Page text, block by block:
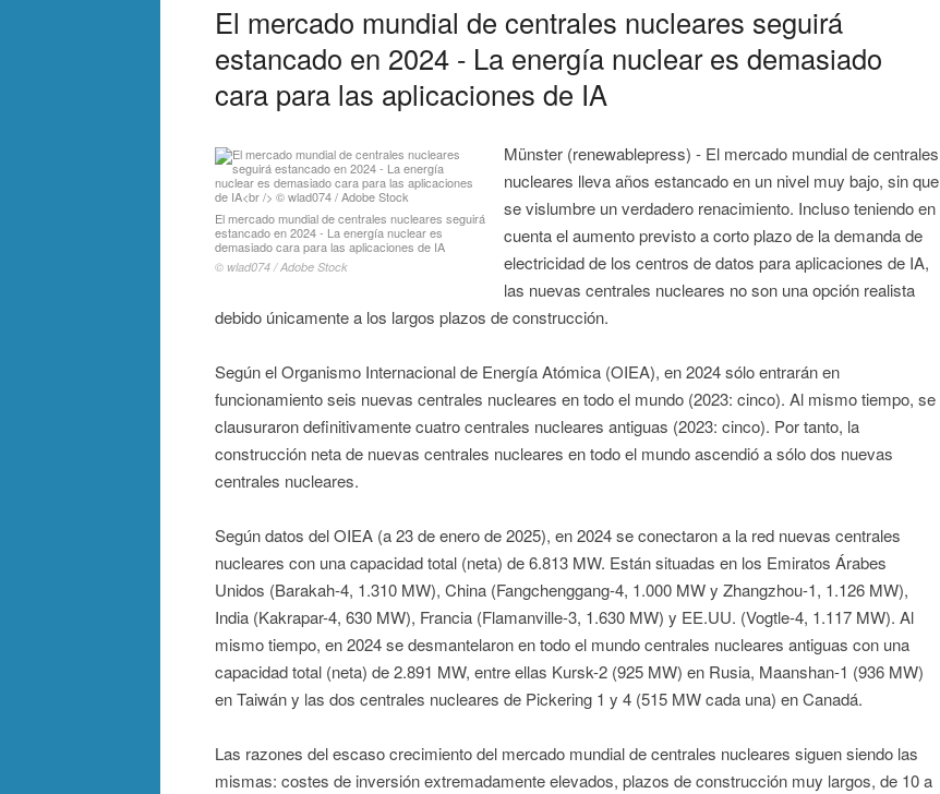
El mercado mundial de centrales nucleares seguirá
estancado en 2024 - La energía nuclear es demasiado
cara para las aplicaciones de IA
El mercado mundial de centrales nucleares seguirá
estancado en 2024 - La energía nuclear es
demasiado cara para las aplicaciones de IA
© wlad074 / Adobe Stock
Münster (renewablepress) - El mercado mundial de centrales
nucleares lleva años estancado en un nivel muy bajo, sin que
se vislumbre un verdadero renacimiento. Incluso teniendo en
cuenta el aumento previsto a corto plazo de la demanda de
electricidad de los centros de datos para aplicaciones de IA,
las nuevas centrales nucleares no son una opción realista
debido únicamente a los largos plazos de construcción.
Según el Organismo Internacional de Energía Atómica (OIEA), en 2024 sólo entrarán en
funcionamiento seis nuevas centrales nucleares en todo el mundo (2023: cinco). Al mismo tiempo, se
clausuraron definitivamente cuatro centrales nucleares antiguas (2023: cinco). Por tanto, la
construcción neta de nuevas centrales nucleares en todo el mundo ascendió a sólo dos nuevas
centrales nucleares.
Según datos del OIEA (a 23 de enero de 2025), en 2024 se conectaron a la red nuevas centrales
nucleares con una capacidad total (neta) de 6.813 MW. Están situadas en los Emiratos Árabes
Unidos (Barakah-4, 1.310 MW), China (Fangchenggang-4, 1.000 MW y Zhangzhou-1, 1.126 MW),
India (Kakrapar-4, 630 MW), Francia (Flamanville-3, 1.630 MW) y EE.UU. (Vogtle-4, 1.117 MW). Al
mismo tiempo, en 2024 se desmantelaron en todo el mundo centrales nucleares antiguas con una
capacidad total (neta) de 2.891 MW, entre ellas Kursk-2 (925 MW) en Rusia, Maanshan-1 (936 MW)
en Taiwán y las dos centrales nucleares de Pickering 1 y 4 (515 MW cada una) en Canadá.
Las razones del escaso crecimiento del mercado mundial de centrales nucleares siguen siendo las
mismas: costes de inversión extremadamente elevados, plazos de construcción muy largos, de 10 a